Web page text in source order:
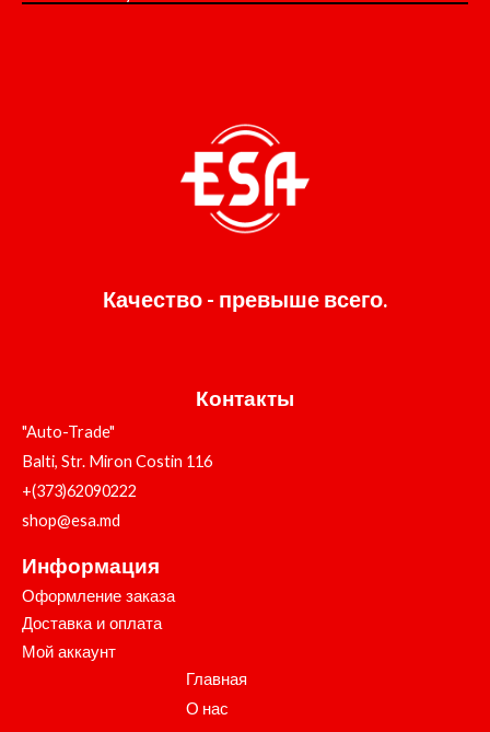
Качество - превыше всего.
Контакты
"Auto-Trade"
Balti, Str. Miron Costin 116
+(373)62090222
shop@esa.md
Информация
Оформление заказа
Доставка и оплата
Мой аккаунт
Главная
О нас